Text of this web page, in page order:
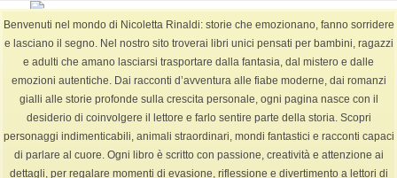
Benvenuti nel mondo di Nicoletta Rinaldi: storie che emozionano, fanno sorridere
e lasciano il segno. Nel nostro sito troverai libri unici pensati per bambini, ragazzi
e adulti che amano lasciarsi trasportare dalla fantasia, dal mistero e dalle
emozioni autentiche. Dai racconti d’avventura alle fiabe moderne, dai romanzi
gialli alle storie profonde sulla crescita personale, ogni pagina nasce con il
desiderio di coinvolgere il lettore e farlo sentire parte della storia. Scopri
personaggi indimenticabili, animali straordinari, mondi fantastici e racconti capaci
di parlare al cuore. Ogni libro è scritto con passione, creatività e attenzione ai
dettagli, per regalare momenti di evasione, riflessione e divertimento a lettori di
Tag Archivio per: storie (Pagina 3)
Sei in: Home / BLOG / storie